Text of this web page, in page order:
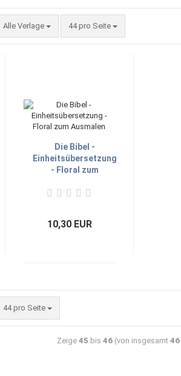
Alle Verlage 44 pro Seite
Die Bibel -
Einheitsübersetzung
- Floral zum
10,30 EUR
44 pro Seite
Zeige45 bis46 (von insgesamt46